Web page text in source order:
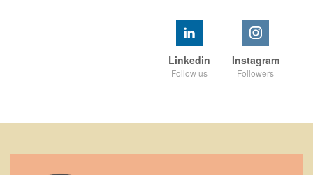
Instagram
Followers
Linkedin
Follow us